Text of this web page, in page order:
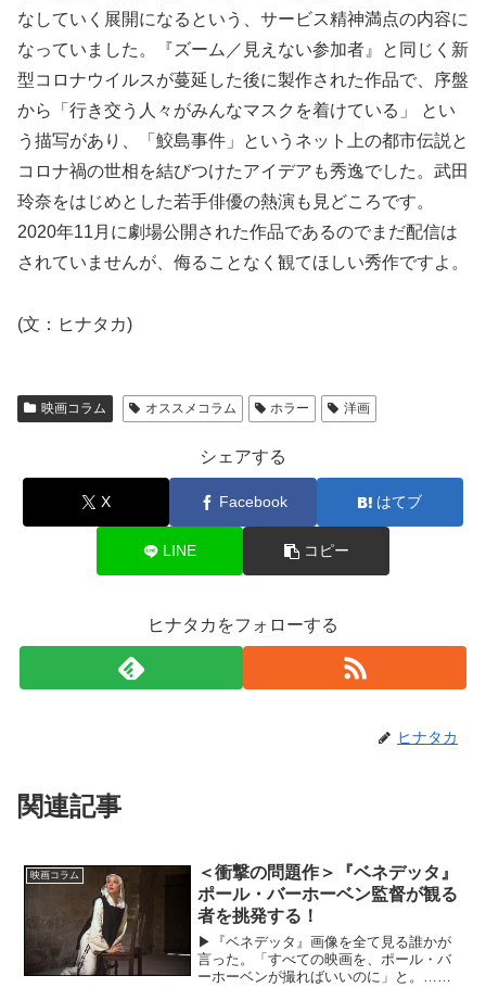
なしていく展開になるという、サービス精神満点の内容に
なっていました。『ズーム／見えない参加者』と同じく新
型コロナウイルスが蔓延した後に製作された作品で、序盤
から「行き交う人々がみんなマスクを着けている」 とい
う描写があり、「鮫島事件」というネット上の都市伝説と
コロナ禍の世相を結びつけたアイデアも秀逸でした。武田
玲奈をはじめとした若手俳優の熱演も見どころです。
2020年11月に劇場公開された作品であるのでまだ配信は
されていませんが、侮ることなく観てほしい秀作ですよ。
(文：ヒナタカ)
映画コラム オススメコラム ホラー 洋画
シェアする
X Facebook はてブ
LINE コピー
ヒナタカをフォローする
ヒナタカ
関連記事
映画コラム
＜衝撃の問題作＞『ベネデッタ』
ポール・バーホーベン監督が観る
者を挑発する！
▶︎『ベネデッタ』画像を全て見る誰かが
言った。「すべての映画を、ポール・バ
ーホーベンが撮ればいいのに」と。……